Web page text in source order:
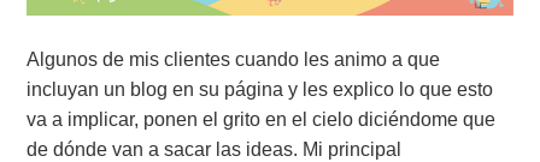
Algunos de mis clientes cuando les animo a que
incluyan un blog en su página y les explico lo que esto
va a implicar, ponen el grito en el cielo diciéndome que
de dónde van a sacar las ideas. Mi principal